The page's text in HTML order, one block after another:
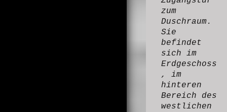
zum
Duschraum.
Sie
befindet
sich im
Erdgeschoss
, im
hinteren
Bereich des
westlichen